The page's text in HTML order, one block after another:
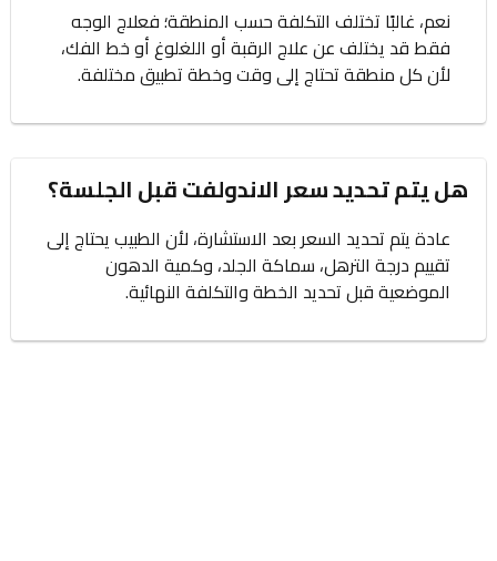
نعم، غالبًا تختلف التكلفة حسب المنطقة؛ فعلاج الوجه
فقط قد يختلف عن علاج الرقبة أو اللغلوغ أو خط الفك،
لأن كل منطقة تحتاج إلى وقت وخطة تطبيق مختلفة.
هل يتم تحديد سعر الاندولفت قبل الجلسة؟
عادة يتم تحديد السعر بعد الاستشارة، لأن الطبيب يحتاج إلى
تقييم درجة الترهل، سماكة الجلد، وكمية الدهون
الموضعية قبل تحديد الخطة والتكلفة النهائية.